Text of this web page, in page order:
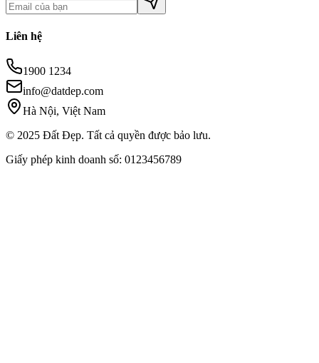
Liên hệ
1900 1234
info@datdep.com
Hà Nội, Việt Nam
© 2025 Đất Đẹp. Tất cả quyền được bảo lưu.
Giấy phép kinh doanh số: 0123456789